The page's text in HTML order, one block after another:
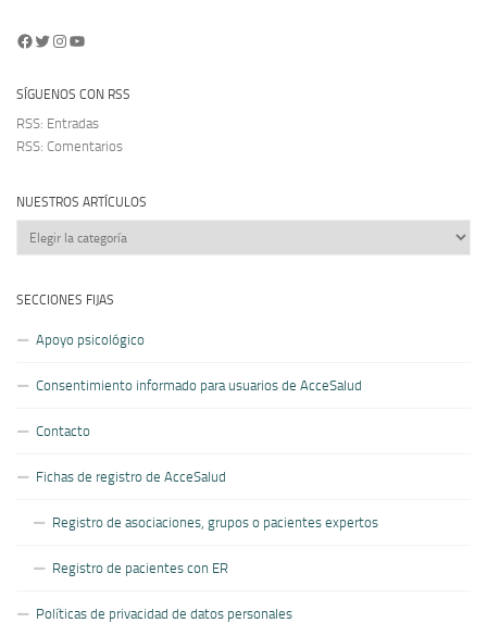
Facebook
Twitter
Instagram
YouTube
SÍGUENOS CON RSS
RSS: Entradas
RSS: Comentarios
NUESTROS ARTÍCULOS
Nuestros
artículos
SECCIONES FIJAS
Apoyo psicológico
Consentimiento informado para usuarios de AcceSalud
Contacto
Fichas de registro de AcceSalud
Registro de asociaciones, grupos o pacientes expertos
Registro de pacientes con ER
Políticas de privacidad de datos personales